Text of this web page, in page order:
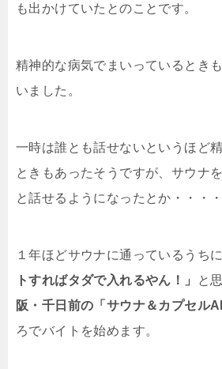
も出かけていたとのことです。
精神的な病気でまいっているとき
いました。
一時は誰とも話せないというほど
ときもあったそうですが、サウナ
と話せるようになったとか・・・・
１年ほどサウナに通っているうちに
トすればタダで入れるやん！」
と
阪・千日前の「サウナ＆カプセル
ろでバイトを始めます。